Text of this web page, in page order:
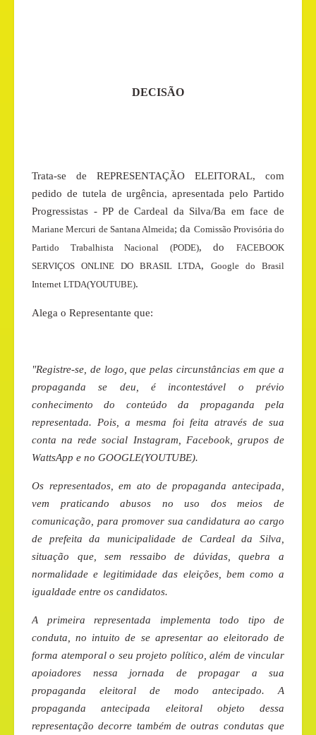
DECISÃO
Trata-se de REPRESENTAÇÃO ELEITORAL, com
pedido de tutela de urgência, apresentada pelo Partido
Progressistas - PP de Cardeal da Silva/Ba em face de
Mariane Mercuri de Santana Almeida; da Comissão Provisória do
Partido Trabalhista Nacional (PODE), doFACEBOOK
SERVIÇOS ONLINE DO BRASIL LTDA,Google do Brasil
Internet LTDA(YOUTUBE).
Alega o Representante que:
"Registre-se, de logo, que pelas circunstâncias em que a
propaganda se deu, é incontestável o prévio
conhecimento do conteúdo da propaganda pela
representada. Pois, a mesma foi feita através de sua
conta na rede social Instagram, Facebook, grupos de
WattsApp e no GOOGLE(YOUTUBE).
Os representados, em ato de propaganda antecipada,
vem praticando abusos no uso dos meios de
comunicação, para promover sua candidatura ao cargo
de prefeita da municipalidade de Cardeal da Silva,
situação que, sem ressaibo de dúvidas, quebra a
normalidade e legitimidade das eleições, bem como a
igualdade entre os candidatos.
A primeira representada implementa todo tipo de
conduta, no intuito de se apresentar ao eleitorado de
forma atemporal o seu projeto político, além de vincular
apoiadores nessa jornada de propagar a sua
propaganda eleitoral de modo antecipado. A
propaganda antecipada eleitoral objeto dessa
representação decorre também de outras condutas que